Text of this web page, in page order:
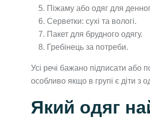
Піжаму або одяг для
Серветки: сухі та вологі.
Пакет для брудного одягу.
Гребінець за потреби.
Усі речі бажано підписати або
особливо якщо в групі є діти з
Який одяг